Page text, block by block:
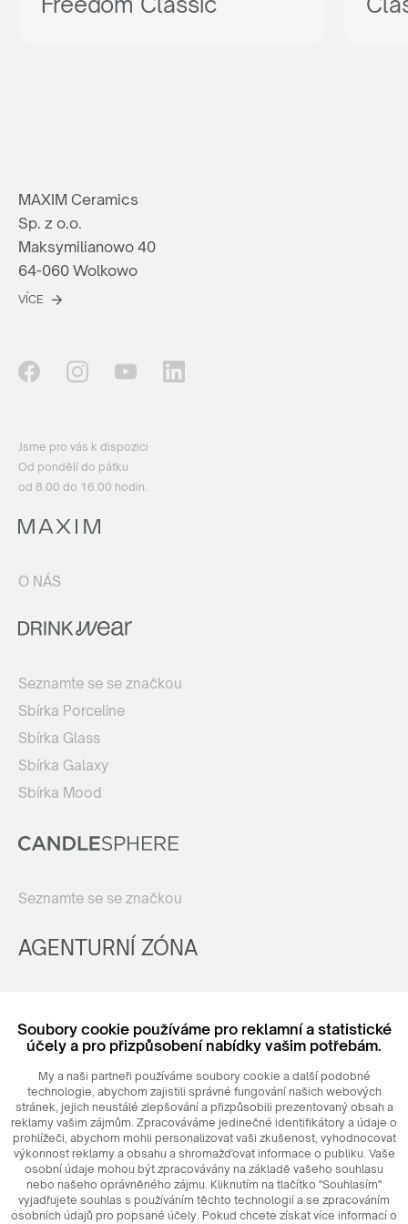
MAXIM Ceramics
Sp. z o.o.
Maksymilianowo 40
64-060 Wolkowo
VÍCE
Jsme pro vás k dispozici
Od pondělí do pátku
od 8.00 do 16.00 hodin.
O NÁS
Seznamte se se značkou
Sbírka Porceline
Sbírka Glass
Sbírka Galaxy
Sbírka Mood
Seznamte se se značkou
AGENTURNÍ ZÓNA
Login
© 2026MAXIM Ceramics Sp. z o. o.
Soubory cookie používáme pro reklamní a statistické
účely a pro přizpůsobení nabídky vašim potřebám.
My a naši partneři používáme soubory cookie a další podobné
technologie, abychom zajistili správné fungování našich webových
stránek, jejich neustálé zlepšování a přizpůsobili prezentovaný obsah a
reklamy vašim zájmům. Zpracováváme jedinečné identifikátory a údaje o
prohlížeči, abychom mohli personalizovat vaši zkušenost, vyhodnocovat
výkonnost reklamy a obsahu a shromažďovat informace o publiku. Vaše
osobní údaje mohou být zpracovávány na základě vašeho souhlasu
nebo našeho oprávněného zájmu. Kliknutím na tlačítko "Souhlasím"
vyjadřujete souhlas s používáním těchto technologií a se zpracováním
osobních údajů pro popsané účely. Pokud chcete získat více informací o